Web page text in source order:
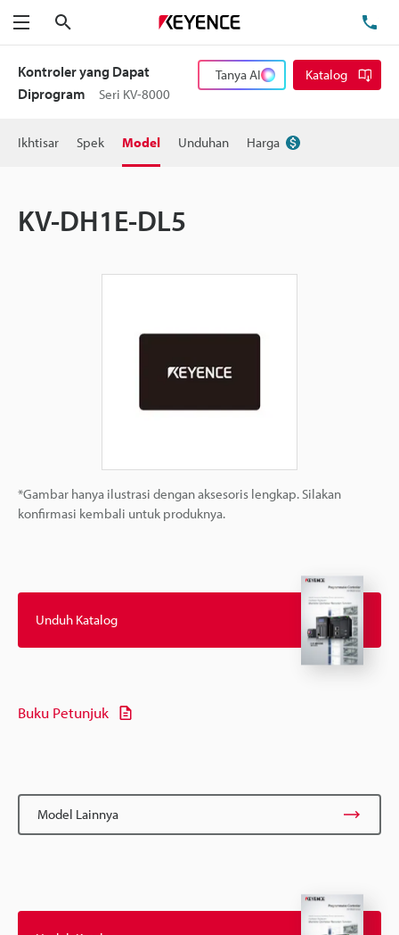
Menu
Kontroler yang Dapat
Diprogram
Seri KV-8000
Tanya AI Katalog
Ikhtisar Spek Model Unduhan Harga
KV-DH1E-DL5
*Gambar hanya ilustrasi dengan aksesoris lengkap. Silakan
konfirmasi kembali untuk produknya.
Unduh Katalog
Buku Petunjuk
Model Lainnya